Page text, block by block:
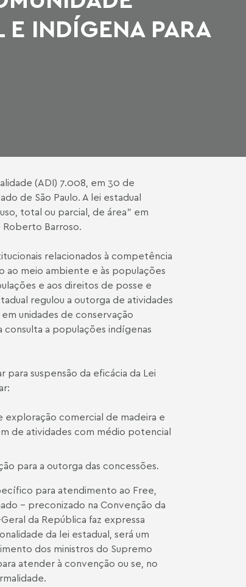
INDÍGENA PARA
(ADI) 7.008, em 30 de
de São Paulo. A lei estadual
total ou parcial, de área” em
Barroso.
relacionados à competência
ao meio ambiente e às populações
e aos direitos de posse e
regulou a outorga de atividades
unidades de conservação
a populações indígenas
suspensão da eficácia da Lei
comercial de madeira e
de atividades com médio potencial
para a outorga das concessões.
para atendimento ao Free,
– preconizado na Convenção da
da República faz expressa
da lei estadual, será um
dos ministros do Supremo
atender à convenção ou se, no